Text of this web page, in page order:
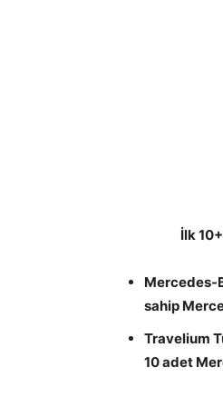
İlk
Mercedes-
sahip
Travelium
10 adet